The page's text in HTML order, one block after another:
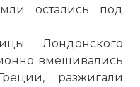
остались под
Лондонского
вмешивались
разжигали